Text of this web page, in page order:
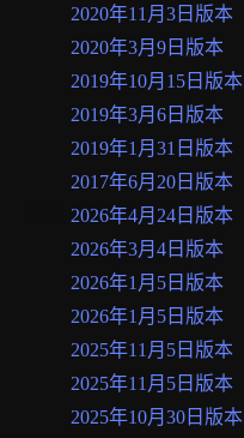
2020年11月3日版本
2020年3月9日版本
2019年10月15日版本
2019年3月6日版本
2019年1月31日版本
2017年6月20日版本
2026年4月24日版本
2026年3月4日版本
2026年1月5日版本
2026年1月5日版本
2025年11月5日版本
2025年11月5日版本
2025年10月30日版本